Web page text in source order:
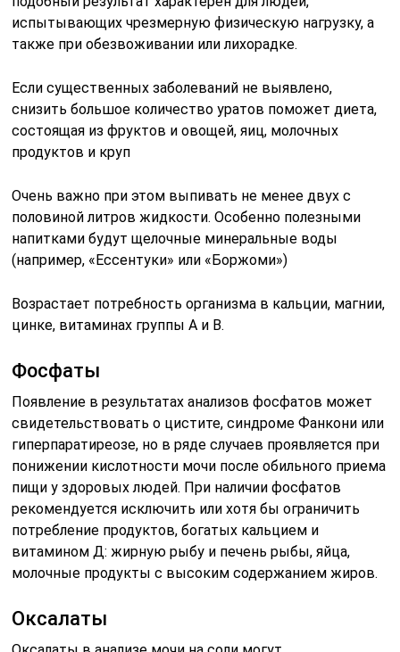
испытывающих чрезмерную физическую нагрузку, а
также при обезвоживании или лихорадке.
Если существенных заболеваний не выявлено,
снизить большое количество уратов поможет диета,
состоящая из фруктов и овощей, яиц, молочных
продуктов и круп
Очень важно при этом выпивать не менее двух с
половиной литров жидкости. Особенно полезными
напитками будут щелочные минеральные воды
(например, «Ессентуки» или «Боржоми»)
Возрастает потребность организма в кальции, магнии,
цинке, витаминах группы А и В.
Фосфаты
Появление в результатах анализов фосфатов может
свидетельствовать о цистите, синдроме Фанкони или
гиперпаратиреозе, но в ряде случаев проявляется при
понижении кислотности мочи после обильного приема
пищи у здоровых людей. При наличии фосфатов
рекомендуется исключить или хотя бы ограничить
потребление продуктов, богатых кальцием и
витамином Д: жирную рыбу и печень рыбы, яйца,
молочные продукты с высоким содержанием жиров.
Оксалаты